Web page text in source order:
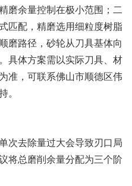
磨余量控制在极小范围；二
匹配，精磨选用细粒度树脂
磨路径，砂轮从刀具基体向
具体方案需以实际刀具、材
准，可联系佛山市顺德区伟
。
次去除量过大会导致刃口局
将总磨削余量分配为三个阶